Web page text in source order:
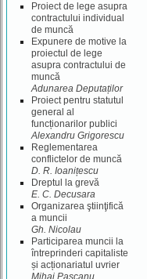
Proiect de lege asupra
contractului individual
de muncă
Expunere de motive la
proiectul de lege
asupra contractului de
muncă
Adunarea Deputaților
Proiect pentru statutul
general al
funcționarilor publici
Alexandru Grigorescu
Reglementarea
conflictelor de muncă
D. R. Ioanițescu
Dreptul la grevă
E. C. Decusara
Organizarea ştiinţifică
a muncii
Gh. Nicolau
Participarea muncii la
întreprinderi capitaliste
și acționariatul uvrier
Mihai Paşcanu